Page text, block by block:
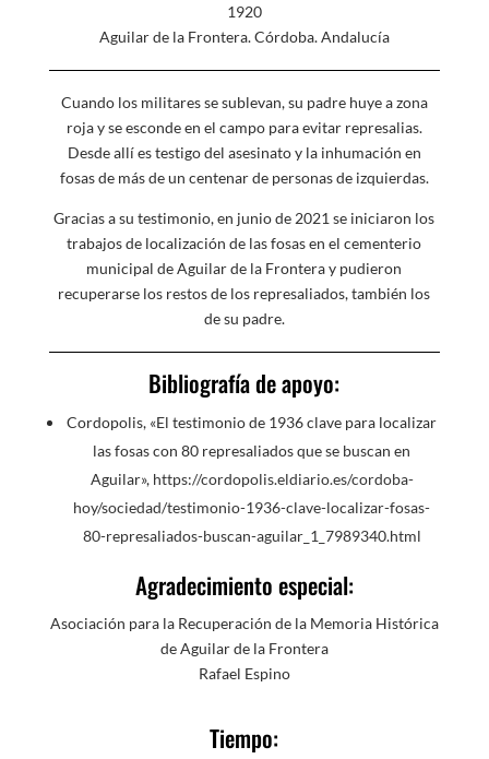
1920
Aguilar de la Frontera. Córdoba. Andalucía
Cuando los militares se sublevan, su padre huye a zona
roja y se esconde en el campo para evitar represalias.
Desde allí es testigo del asesinato y la inhumación en
fosas de más de un centenar de personas de izquierdas.
Gracias a su testimonio, en junio de 2021 se iniciaron los
trabajos de localización de las fosas en el cementerio
municipal de Aguilar de la Frontera y pudieron
recuperarse los restos de los represaliados, también los
de su padre.
Bibliografía de apoyo:
Cordopolis, «El testimonio de 1936 clave para localizar
las fosas con 80 represaliados que se buscan en
Aguilar», https://cordopolis.eldiario.es/cordoba-
hoy/sociedad/testimonio-1936-clave-localizar-fosas-
80-represaliados-buscan-aguilar_1_7989340.html
Agradecimiento especial:
Asociación para la Recuperación de la Memoria Histórica
de Aguilar de la Frontera
Rafael Espino
Tiempo: